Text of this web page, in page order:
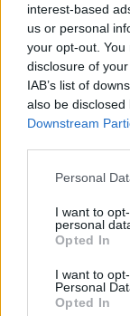
interest-based
us or personal
your opt-out.
disclosure of
IAB’s list of
also be
Downstream
Please note that
not limited to
grant or deny
use your data
consent section.
Personal
I want to
personal
Opted In
I want to
Personal
Opted In
ΑΘΛΗΤΙΣΜΟΣ
Ευρωπαϊκό
μετάλλια για
5/08/2026 - 8:43μμ